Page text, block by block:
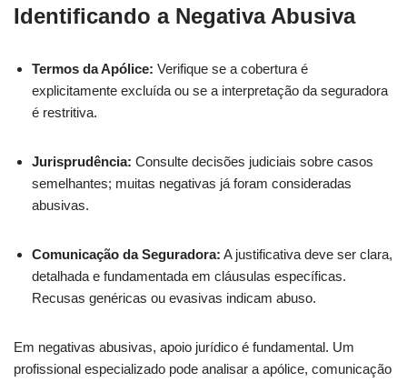
Identificando a Negativa Abusiva
Termos da Apólice: Verifique se a cobertura é
explicitamente excluída ou se a interpretação da seguradora
é restritiva.
Jurisprudência: Consulte decisões judiciais sobre casos
semelhantes; muitas negativas já foram consideradas
abusivas.
Comunicação da Seguradora: A justificativa deve ser clara,
detalhada e fundamentada em cláusulas específicas.
Recusas genéricas ou evasivas indicam abuso.
Em negativas abusivas, apoio jurídico é fundamental. Um
profissional especializado pode analisar a apólice, comunicação